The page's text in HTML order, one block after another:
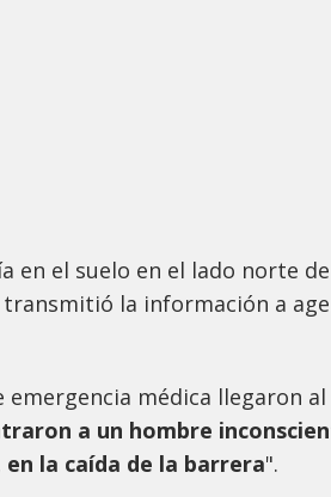
en el suelo en el lado norte
la información a
emergencia médica llegaron
a un hombre
la caída de la barrera".